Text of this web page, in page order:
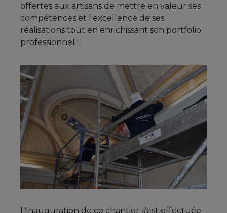
offertes aux artisans de mettre en valeur ses
compétences et l'excellence de ses
réalisations tout en enrichissant son portfolio
professionnel !
L'inauguration de ce chantier s'est effectuée